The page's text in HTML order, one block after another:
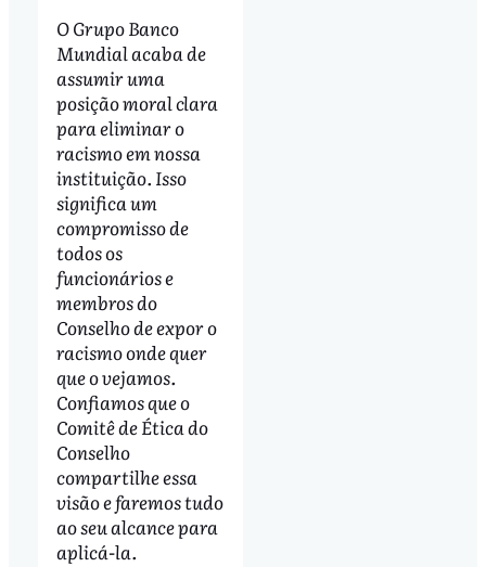
O Grupo Banco
Mundial acaba de
assumir uma
posição moral clara
para eliminar o
racismo em nossa
instituição. Isso
significa um
compromisso de
todos os
funcionários e
membros do
Conselho de expor o
racismo onde quer
que o vejamos.
Confiamos que o
Comitê de Ética do
Conselho
compartilhe essa
visão e faremos tudo
ao seu alcance para
aplicá-la.